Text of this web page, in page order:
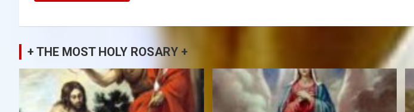
+ THE MOST HOLY ROSARY +